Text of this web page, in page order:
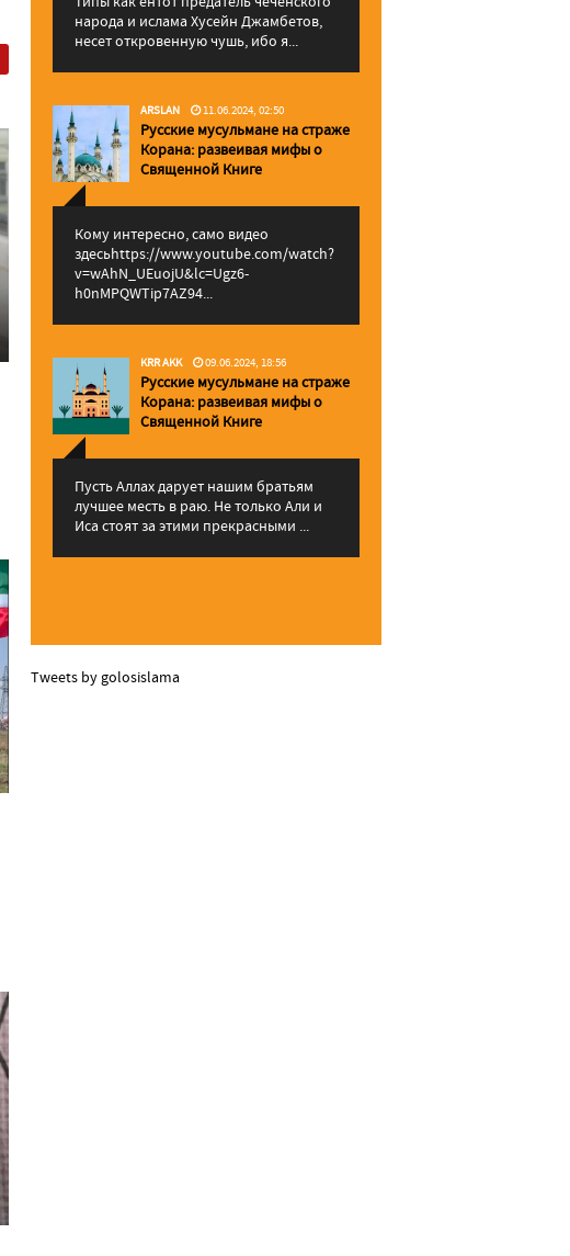
народа и ислама Хусейн Джамбетов,
несет откровенную чушь, ибо я...
ARSLAN 11.06.2024, 02:50
Русские мусульмане на страже
Корана: pазвеивая мифы о
Священной Книге
Кому интересно, само видео
здесьhttps://www.youtube.com/watch?
v=wAhN_UEuojU&lc=Ugz6-
h0nMPQWTip7AZ94...
KRR AKK 09.06.2024, 18:56
Русские мусульмане на страже
Корана: pазвеивая мифы о
Священной Книге
Пусть Аллах дарует нашим братьям
лучшее месть в раю. Не только Али и
Иса стоят за этими прекрасными ...
Tweets by golosislama